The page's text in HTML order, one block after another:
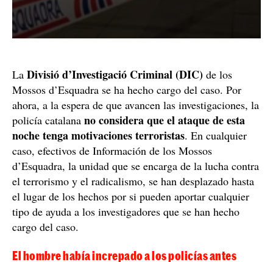
La Divisió d’Investigació Criminal (DIC) de los
Mossos d’Esquadra se ha hecho cargo del caso. Por
ahora, a la espera de que avancen las investigaciones, la
policía catalana no considera que el ataque de esta
noche tenga motivaciones terroristas. En cualquier
caso, efectivos de Información de los Mossos
d’Esquadra, la unidad que se encarga de la lucha contra
el terrorismo y el radicalismo, se han desplazado hasta
el lugar de los hechos por si pueden aportar cualquier
tipo de ayuda a los investigadores que se han hecho
cargo del caso.
El hombre había increpado a los policías antes